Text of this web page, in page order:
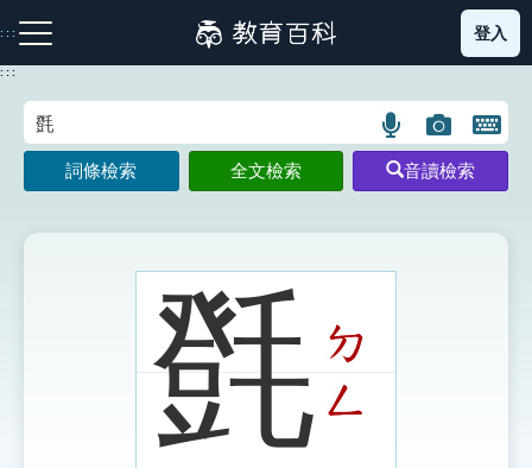
到
主
:::
注音索引圖示 筆畫索引圖示 部首索引表圖示
登入
:::
語
言
搜
示
圖
片
搜
開
鍵
圖
詞條檢索 全文檢索 音讀檢索
㲪ㄉ
ㄥ